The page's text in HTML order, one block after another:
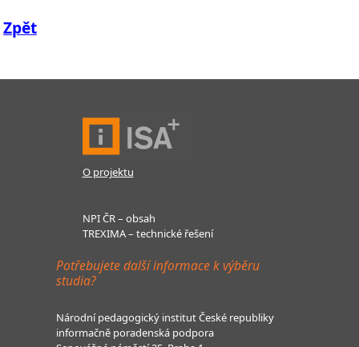
Zpět
O projektu
NPI ČR – obsah
TREXIMA – technické řešení
Potřebujete další informace k výběru
studia?
Národní pedagogický institut České republiky
informačně poradenská podpora